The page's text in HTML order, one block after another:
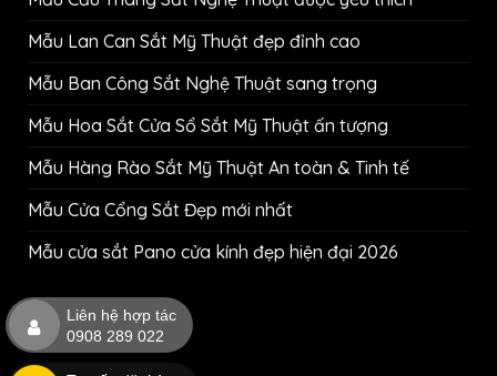
Mẫu Lan Can Sắt Mỹ Thuật đẹp đỉnh cao
Mẫu Ban Công Sắt Nghệ Thuật sang trọng
Mẫu Hoa Sắt Cửa Sổ Sắt Mỹ Thuật ấn tượng
Mẫu Hàng Rào Sắt Mỹ Thuật An toàn & Tinh tế
Mẫu Cửa Cổng Sắt Đẹp mới nhất
Mẫu cửa sắt Pano cửa kính đẹp hiện đại 2026
Liên hệ hợp tác
0908 289 022